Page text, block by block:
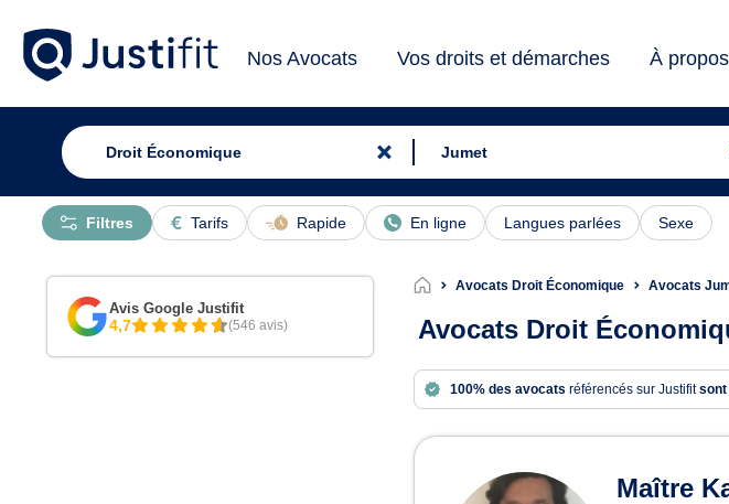
Nos Avocats Vos droits et démarches À propos
Tarifs Rapide En ligne Langues parlées Sexe
Filtres
Avocats Droit Économique Avocats
Avocats Droit
100% des avocats référencés sur Justifit
Avocats en Droit
Maître
Avis Google Justifit
4,7 (546 avis)